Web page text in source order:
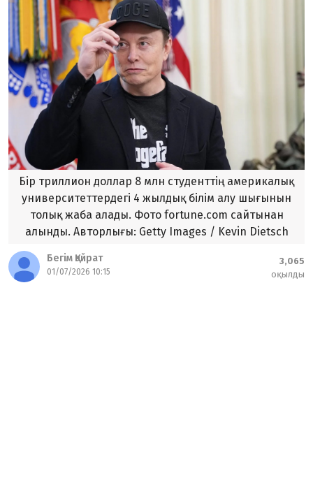
Бір триллион доллар 8 млн студенттің америкалық
университеттердегі 4 жылдық білім алу шығынын
толық жаба алады. Фото fortune.com сайтынан
алынды. Авторлығы: Getty Images / Kevin Dietsch
Бегім Қайрат
01/07/2026 10:15
3,065
оқылды